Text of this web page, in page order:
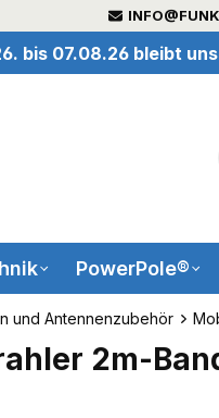
bis 07.08.26 bleibt
PowerPole®
und Antennenzubehör
2m-